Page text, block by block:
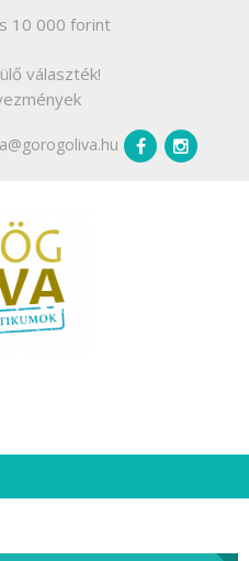
10 000 forint
választék!